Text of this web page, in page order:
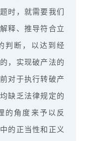
时，就需要我们
释、推导符合立
判断，以达到经
，实现破产法的
对于执行转破产
缺乏法律规定的
的角度来予以反
的正当性和正义